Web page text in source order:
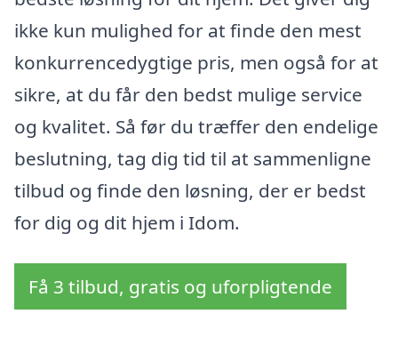
ikke kun mulighed for at finde den mest
konkurrencedygtige pris, men også for at
sikre, at du får den bedst mulige service
og kvalitet. Så før du træffer den endelige
beslutning, tag dig tid til at sammenligne
tilbud og finde den løsning, der er bedst
for dig og dit hjem i Idom.
Få 3 tilbud, gratis og uforpligtende